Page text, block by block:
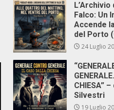
Falco: Un
Accende
del Porto
24 Luglio
CHIESA”
Silvestri
19 Luglio